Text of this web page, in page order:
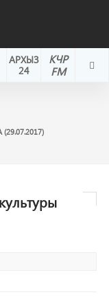
КЧР
FM
АРХЫЗ
24